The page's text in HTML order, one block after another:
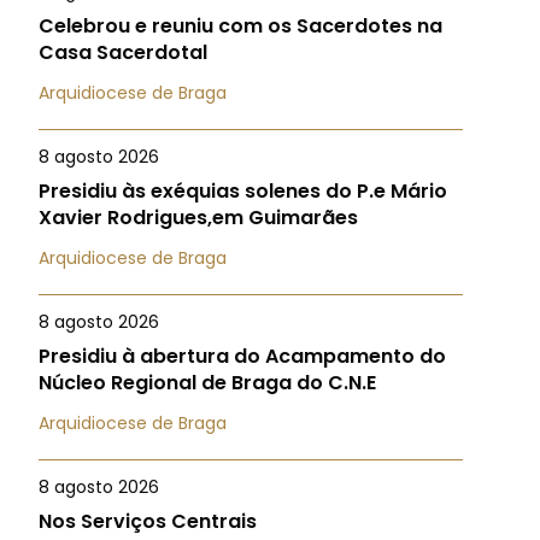
Celebrou e reuniu com os Sacerdotes na
Casa Sacerdotal
Arquidiocese de Braga
8 agosto 2026
Presidiu às exéquias solenes do P.e Mário
Xavier Rodrigues,em Guimarães
Arquidiocese de Braga
8 agosto 2026
Presidiu à abertura do Acampamento do
Núcleo Regional de Braga do C.N.E
Arquidiocese de Braga
8 agosto 2026
Nos Serviços Centrais